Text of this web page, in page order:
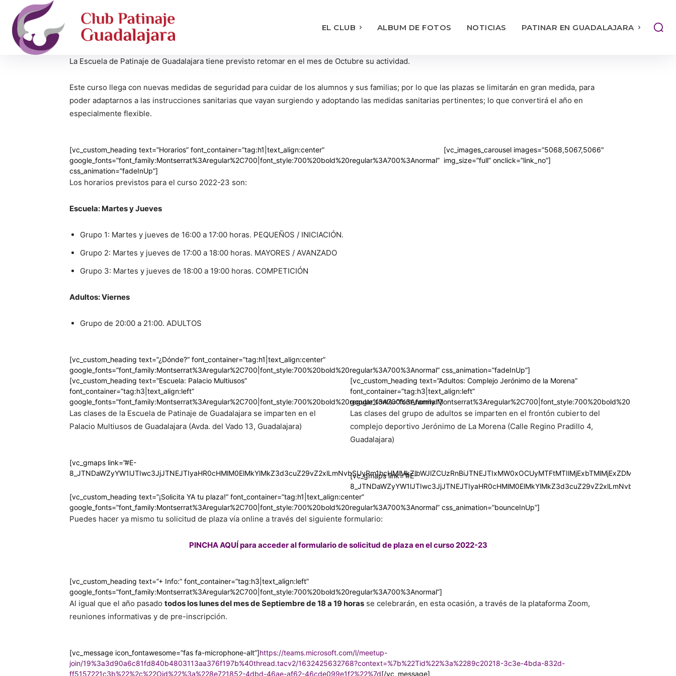
EL CLUB ALBUM DE FOTOS NOTICIAS PATINAR EN GUADALAJARA
La Escuela de Patinaje de Guadalajara tiene previsto retomar en el mes de Octubre su actividad.
Este curso llega con nuevas medidas de seguridad para cuidar de los alumnos y sus familias; por lo que las plazas se limitarán en gran medida, para
poder adaptarnos a las instrucciones sanitarias que vayan surgiendo y adoptando las medidas sanitarias pertinentes; lo que convertirá el año en
especialmente flexible.
[vc_custom_heading text=”Horarios” font_container=”tag:h1|text_align:center”
google_fonts=”font_family:Montserrat%3Aregular%2C700|font_style:700%20bold%20regular%3A700%3Anormal”
css_animation=”fadeInUp”]
Los horarios previstos para el curso 2022-23 son:
Escuela: Martes y Jueves
Grupo 1: Martes y jueves de 16:00 a 17:00 horas. PEQUEÑOS / INICIACIÓN.
Grupo 2: Martes y jueves de 17:00 a 18:00 horas. MAYORES / AVANZADO
Grupo 3: Martes y jueves de 18:00 a 19:00 horas. COMPETICIÓN
Adultos: Viernes
Grupo de 20:00 a 21:00. ADULTOS
[vc_images_carousel images=”5068,5067,5066″
img_size=”full” onclick=”link_no”]
[vc_custom_heading text=”¿Dónde?” font_container=”tag:h1|text_align:center”
google_fonts=”font_family:Montserrat%3Aregular%2C700|font_style:700%20bold%20regular%3A700%3Anormal” css_animation=”fadeInUp”]
[vc_custom_heading text=”Escuela: Palacio Multiusos”
font_container=”tag:h3|text_align:left”
google_fonts=”font_family:Montserrat%3Aregular%2C700|font_style:700%20bold%20regular%3A700%3Anormal”]
Las clases de la Escuela de Patinaje de Guadalajara se imparten en el
Palacio Multiusos de Guadalajara (Avda. del Vado 13, Guadalajara)
[vc_gmaps link=”#E-
[vc_custom_heading text=”Adultos: Complejo Jerónimo de la Morena”
font_container=”tag:h3|text_align:left”
Las clases del grupo de adultos se imparten en el frontón cubierto del
complejo deportivo Jerónimo de La Morena (Calle Regino Pradillo 4,
Guadalajara)
[vc_gmaps link=”#E-
[vc_custom_heading text=”¡Solicita YA tu plaza!” font_container=”tag:h1|text_align:center”
google_fonts=”font_family:Montserrat%3Aregular%2C700|font_style:700%20bold%20regular%3A700%3Anormal” css_animation=”bounceInUp”]
Puedes hacer ya mismo tu solicitud de plaza vía online a través del siguiente formulario:
PINCHA AQUÍ para acceder al formulario de solicitud de plaza en el curso 2022-23
[vc_custom_heading text=”+ Info:” font_container=”tag:h3|text_align:left”
google_fonts=”font_family:Montserrat%3Aregular%2C700|font_style:700%20bold%20regular%3A700%3Anormal”]
Al igual que el año pasado todos los lunes del mes de Septiembre de 18 a 19 horas se celebrarán, en esta ocasión, a través de la plataforma Zoom,
reuniones informativas y de pre-inscripción.
[vc_message icon_fontawesome=”fas fa-microphone-alt”]https://teams.microsoft.com/l/meetup-
join/19%3a3d90a6c81fd840b4803113aa376f197b%40thread.tacv2/1632425632768?context=%7b%22Tid%22%3a%2289c20218-3c3e-4bda-832d-
ff5157221c3b%22%2c%22Oid%22%3a%228e721852-4dbd-46ae-af62-46cde099e1f2%22%7d[/vc_message]